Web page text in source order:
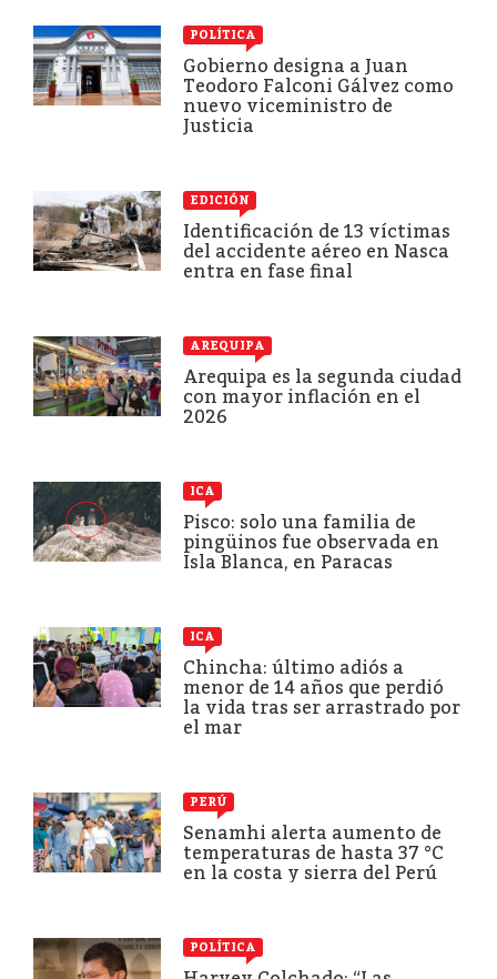
POLÍTICA
Gobierno designa a Juan
Teodoro Falconi Gálvez como
nuevo viceministro de
Justicia
EDICIÓN
Identificación de 13 víctimas
del accidente aéreo en Nasca
entra en fase final
AREQUIPA
Arequipa es la segunda ciudad
con mayor inflación en el
2026
ICA
Pisco: solo una familia de
pingüinos fue observada en
Isla Blanca, en Paracas
ICA
Chincha: último adiós a
menor de 14 años que perdió
la vida tras ser arrastrado por
el mar
PERÚ
Senamhi alerta aumento de
temperaturas de hasta 37 °C
en la costa y sierra del Perú
POLÍTICA